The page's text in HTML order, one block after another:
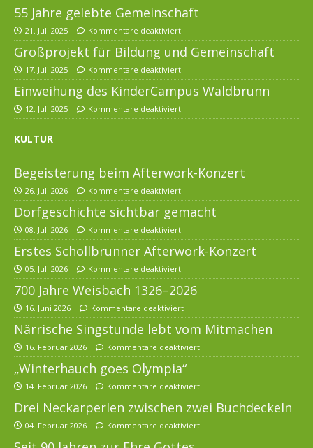
55 Jahre gelebte Gemeinschaft
21. Juli 2025 Kommentare deaktiviert
Großprojekt für Bildung und Gemeinschaft
17. Juli 2025 Kommentare deaktiviert
Einweihung des KinderCampus Waldbrunn
12. Juli 2025 Kommentare deaktiviert
KULTUR
Begeisterung beim Afterwork-Konzert
26. Juli 2026 Kommentare deaktiviert
Dorfgeschichte sichtbar gemacht
08. Juli 2026 Kommentare deaktiviert
Erstes Schollbrunner Afterwork-Konzert
05. Juli 2026 Kommentare deaktiviert
700 Jahre Weisbach 1326–2026
16. Juni 2026 Kommentare deaktiviert
Närrische Singstunde lebt vom Mitmachen
16. Februar 2026 Kommentare deaktiviert
„Winterhauch goes Olympia“
14. Februar 2026 Kommentare deaktiviert
Drei Neckarperlen zwischen zwei Buchdeckeln
04. Februar 2026 Kommentare deaktiviert